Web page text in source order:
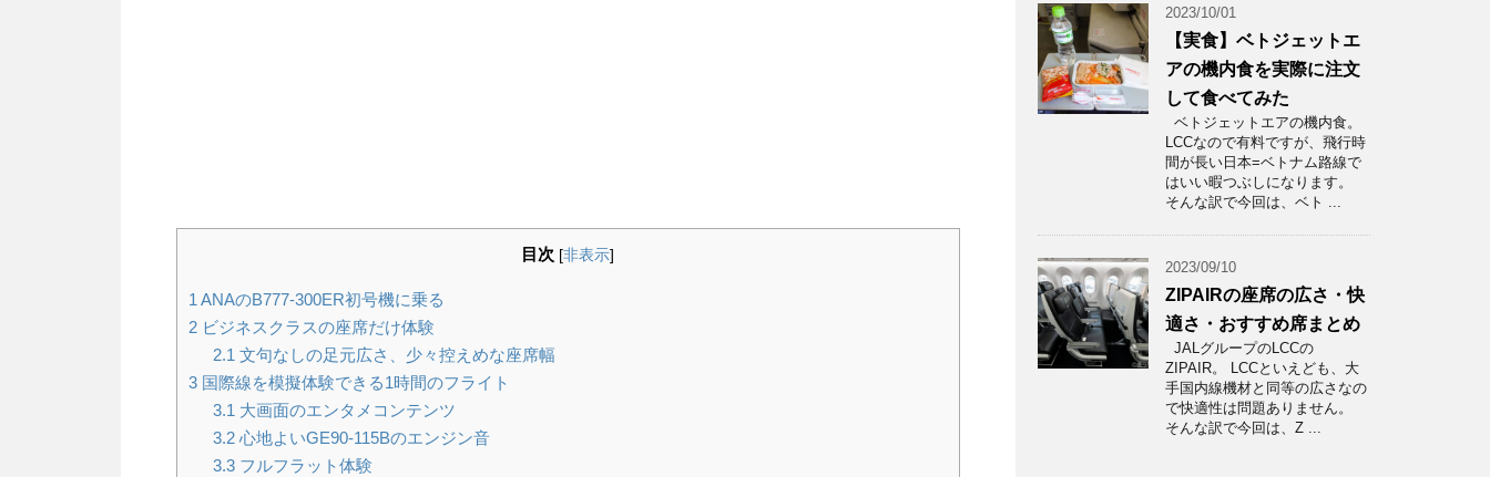
目次 [非表示]
1 ANAのB777-300ER初号機に乗る
2ビジネスクラスの座席だけ体験
2.1 文句なしの足元広さ、少々控えめな座席幅
3国際線を模擬体験できる1時間のフライト
3.1 大画面のエンタメコンテンツ
3.2 心地よいGE90-115Bのエンジン音
3.3 フルフラット体験
2023/10/01
【実食】ベトジェットエ
アの機内食を実際に注文
して食べてみた
ベトジェットエアの機内食。
LCCなので有料ですが、飛行時
間が長い日本=ベトナム路線で
はいい暇つぶしになります。
そんな訳で今回は、ベト ...
2023/09/10
ZIPAIRの座席の広さ・快
適さ・おすすめ席まとめ
JALグループのLCCの
ZIPAIR。 LCCといえども、大
手国内線機材と同等の広さなの
で快適性は問題ありません。
そんな訳で今回は、Z ...